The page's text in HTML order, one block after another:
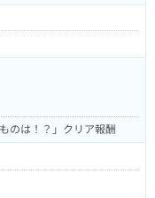
のは！？」クリア報酬